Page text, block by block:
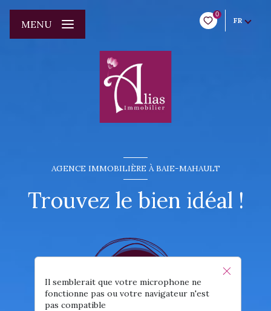
0
FR
MENU
AGENCE IMMOBILIÈRE À BAIE-MAHAULT
Trouvez le bien idéal !
Il semblerait que votre microphone ne
fonctionne pas ou votre navigateur n'est
pas compatible